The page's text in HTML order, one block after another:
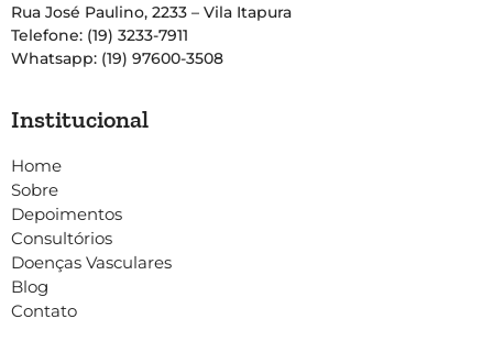
Rua José Paulino, 2233 – Vila Itapura
Telefone: (19) 3233-7911
Whatsapp: (19) 97600-3508
Institucional
Home
Sobre
Depoimentos
Consultórios
Doenças Vasculares
Blog
Contato